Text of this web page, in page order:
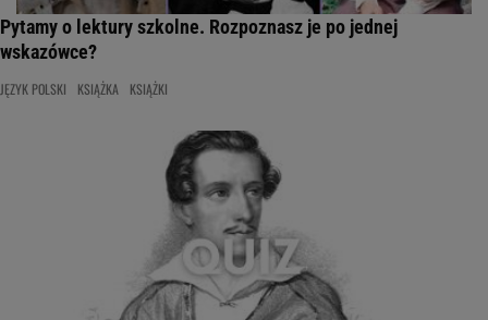
Pytamy o lektury szkolne. Rozpoznasz je po jednej
wskazówce?
JĘZYK POLSKI KSIĄŻKA KSIĄŻKI